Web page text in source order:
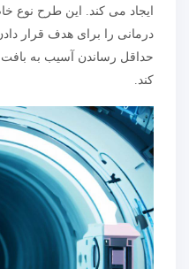
ایجاد می کند. این طرح نوع
درمانی را برای هدف قرار
حداقل رساندن آسیب به
کند.